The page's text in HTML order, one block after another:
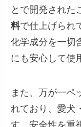
とで開発された
料で仕上げられ
化学成分を一切
にも安心して使
また、万が一ペ
れており、愛犬
す。安全性を重